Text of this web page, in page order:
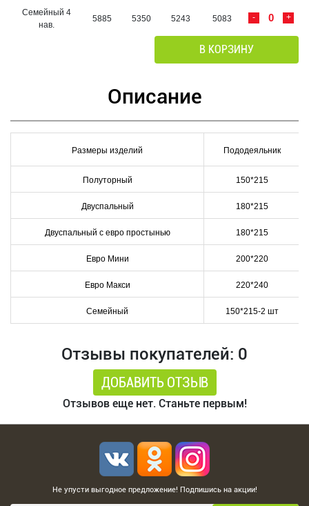
Семейный 4
нав.
5885 5350 5243 5083 +
-
В КОРЗИНУ
Описание
Размеры изделий Пододеяльник
Полуторный 150*215
Двуспальный 180*215
Двуспальный с евро простынью 180*215
Евро Мини 200*220
Евро Макси 220*240
Семейный 150*215-2 шт
Отзывы покупателей: 0
ДОБАВИТЬ ОТЗЫВ
Отзывов еще нет. Станьте первым!
Не упусти выгодное предложение! Подпишись на акции!